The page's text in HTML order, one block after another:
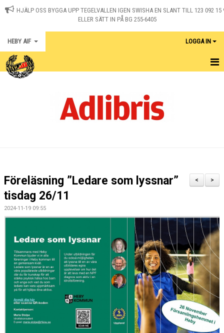
HJÄLP OSS BYGGA UPP TEGELVALLEN IGEN SWISHA EN SLANT TILL 123 092 15
ELLER SÄTT IN PÅ BG 255-6405
HEBY AIF LOGGA IN
KALENDER
DOKUMENT
VÅRA LAG
KLUBBKLÄDER
ÖVERSVÄMNINGEN
SAMARBETSPARTNERS
>
<
Föreläsning ”Ledare som lyssnar”
tisdag 26/11
2024-11-19 09:55